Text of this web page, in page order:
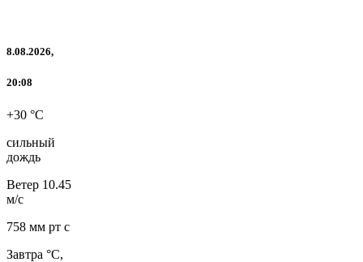
8.08.2026,
20:08
+30 °C
сильный
дождь
Ветер 10.45
м/с
758 мм рт с
Завтра °C,